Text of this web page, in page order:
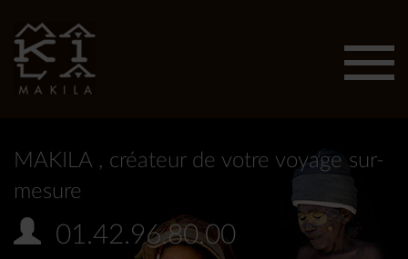
MAKILA , créateur de votre voyage sur-
mesure
01.42.96.80.00